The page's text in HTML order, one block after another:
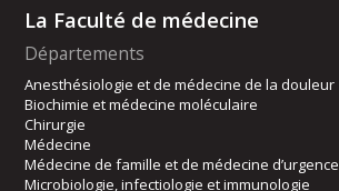
La Faculté de médecine
Départements
Anesthésiologie et de médecine de la douleur
Biochimie et médecine moléculaire
Chirurgie
Médecine
Médecine de famille et de médecine d’urgence
Microbiologie, infectiologie et immunologie